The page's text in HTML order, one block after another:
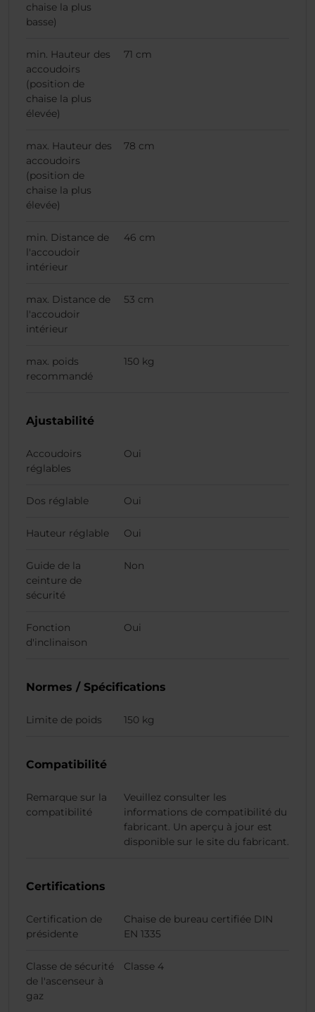
chaise la plus
basse)
min. Hauteur des
accoudoirs
(position de
chaise la plus
élevée)
71 cm
max. Hauteur des
accoudoirs
(position de
chaise la plus
élevée)
78 cm
min. Distance de
l'accoudoir
intérieur
46 cm
max. Distance de
l'accoudoir
intérieur
53 cm
max. poids
recommandé
150 kg
Ajustabilité
Accoudoirs
réglables
Oui
Dos réglable Oui
Hauteur réglable Oui
Guide de la
ceinture de
sécurité
Non
Fonction
d'inclinaison
Oui
Normes / Spécifications
Limite de poids 150 kg
Compatibilité
Remarque sur la
compatibilité
Veuillez consulter les
informations de compatibilité du
fabricant. Un aperçu à jour est
disponible sur le site du fabricant.
Certifications
Certification de
présidente
Chaise de bureau certifiée DIN
EN 1335
Classe de sécurité
de l'ascenseur à
gaz
Classe 4